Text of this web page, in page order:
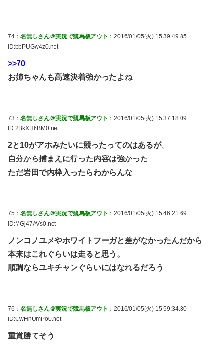
74： 名無しさん＠実況で競馬板アウト ：2016/01/05(火) 15:39:49.85
ID:bbPUGw4z0.net
>>70
お姉ちゃんも高速決着強かったよね
73： 名無しさん＠実況で競馬板アウト ：2016/01/05(火) 15:37:18.09
ID:2BkXH6BM0.net
2と10がアホみたいに競ったってのはあるが、
自分から捕まえに行った内容は強かった
ただ岩田で内枠入ったらわからんな
75： 名無しさん＠実況で競馬板アウト ：2016/01/05(火) 15:46:21.69
ID:MGj47AVs0.net
ノンコノユメやホワイトフーガと差がなかったんだから
本来はこれぐらいは走ると思う。
順調ならユキチャンぐらいにはなれるだろう
76： 名無しさん＠実況で競馬板アウト ：2016/01/05(火) 15:59:34.80
ID:CwHnUmPo0.net
重賞勝てそう